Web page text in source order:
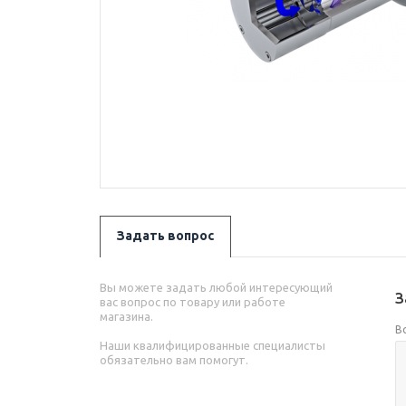
Задать вопрос
Вы можете задать любой интересующий
вас вопрос по товару или работе
магазина.
Наши квалифицированные специалисты
обязательно вам помогут.